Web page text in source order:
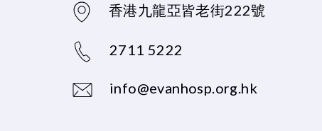
香港九龍亞皆老街222號
2711 5222
info@evanhosp.org.hk